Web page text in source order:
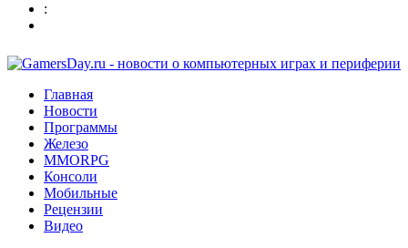
:
Главная
Новости
Программы
Железо
MMORPG
Консоли
Мобильные
Рецензии
Видео